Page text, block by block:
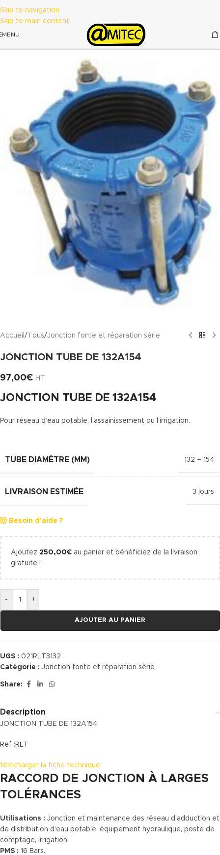
Skip to navigation
Skip to main content
MENU
Accueil /Tous/Jonction fonte et réparation série
JONCTION TUBE DE 132A154
97,00€ HT
JONCTION TUBE DE 132A154
Pour réseau d’eau potable, l’assainissement ou l’irrigation.
TUBE DIAMÈTRE (MM) 132 – 154
LIVRAISON ESTIMÉE 3 jours
Besoin d'aide ?
Ajoutez 250,00€ au panier et bénéficiez de la livraison
gratuite !
- +
AJOUTER AU PANIER
UGS : 021RLT3132
Catégorie : Jonction fonte et réparation série
Share:
Description
JONCTION TUBE DE 132A154
Ref :RLT
télécharger la fiche technique:
RACCORD DE JONCTION À LARGES
TOLÉRANCES
Utilisations : Jonction et maintenance des réseau d’adduction et
de distribution d’eau potable, équipement hydraulique, poste de
comptage, irrigation.
PMS : 16 Bars.